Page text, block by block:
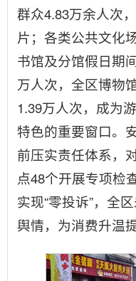
群众4.83万余人次
片；各类公共文化
书馆及分馆假日期
万人次，全区博物
1.39万人次，成为
特色的重要窗口。
前压实责任体系，
点48个开展专项检
实现“零投诉”，全
舆情，为消费升温